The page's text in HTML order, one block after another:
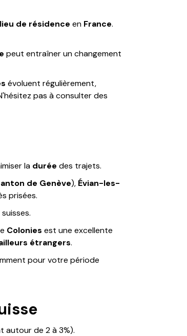
lieu de résidence en France.
peut entraîner un changement
évoluent régulièrement,
pas à consulter des
la durée des trajets.
de Genève), Évian-les-
prisées.
Colonies est une excellente
étrangers.
pour votre période
autour de 2 à 3%).